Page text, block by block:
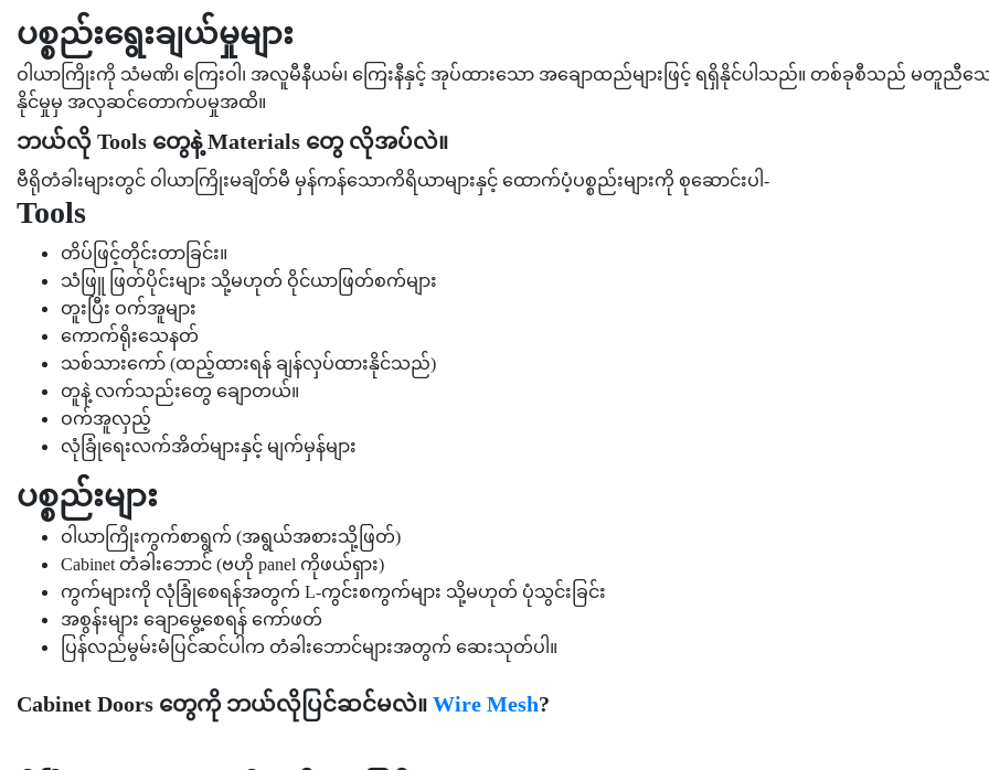
ပစ္စည်းရွေးချယ်မှုများ
ဝါယာကြိုးကို သံမဏိ၊ ကြေးဝါ၊ အလူမီနီယမ်၊ ကြေးနီနှင့် အုပ်ထားသော အချောထည်များဖြင့် ရရှိနိုင်ပါသည်။ တစ်ခုစီသည် မတူညီ
နိုင်မှုမှ အလှဆင်တောက်ပမှုအထိ။
ဘယ်လို Tools တွေနဲ့ Materials တွေ လိုအပ်လဲ။
ဗီရိုတံခါးများတွင် ဝါယာကြိုးမချိတ်မီ မှန်ကန်သောကိရိယာများနှင့် ထောက်ပံ့ပစ္စည်းများကို စုဆောင်းပါ-
Tools
တိပ်ဖြင့်တိုင်းတာခြင်း။
သံဖြူ ဖြတ်ပိုင်းများ သို့မဟုတ် ဝိုင်ယာဖြတ်စက်များ
တူးပြီး ဝက်အူများ
ကောက်ရိုးသေနတ်
သစ်သားကော် (ထည့်ထားရန် ချန်လှပ်ထားနိုင်သည်)
တူနဲ့ လက်သည်းတွေ ချောတယ်။
ဝက်အူလှည့်
လုံခြုံရေးလက်အိတ်များနှင့် မျက်မှန်များ
ပစ္စည်းများ
ဝါယာကြိုးကွက်စာရွက် (အရွယ်အစားသို့ဖြတ်)
Cabinet တံခါးဘောင် (ဗဟို panel ကိုဖယ်ရှား)
ကွက်များကို လုံခြုံစေရန်အတွက် L-ကွင်းစကွက်များ သို့မဟုတ် ပုံသွင်းခြင်း
အစွန်းများ ချောမွေ့စေရန် ကော်ဖတ်
ပြန်လည်မွမ်းမံပြင်ဆင်ပါက တံခါးဘောင်များအတွက် ဆေးသုတ်ပါ။
Cabinet Doors တွေကို ဘယ်လိုပြင်ဆင်မလဲ။ Wire Mesh?